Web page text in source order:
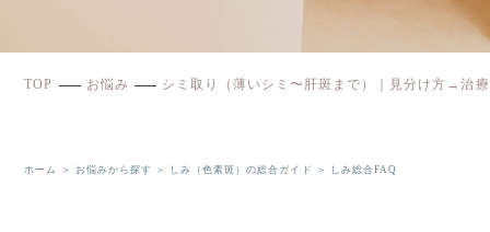
TOP お悩み シミ取り（薄いシミ〜肝斑まで）｜見分け方→治
ホーム ＞ お悩みから探す ＞ しみ（色素斑）の総合ガイド ＞ しみ総合FAQ